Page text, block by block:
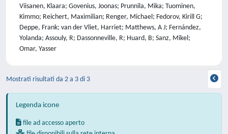
Viisanen, Klaara; Govenius, Joonas; Prunnila, Mika; Tuominen,
Kimmo; Reichert, Maximilian; Renger, Michael; Fedorov, Kirill G;
Deppe, Frank; van der Vliet, Harriet; Matthews, A J; Fernández,
Yolanda; Assouly, R; Dassonneville, R; Huard, B; Sanz, Mikel;
Omar, Yasser
Mostrati risultati da 2 a 3 di 3
Legenda icone
file ad accesso aperto